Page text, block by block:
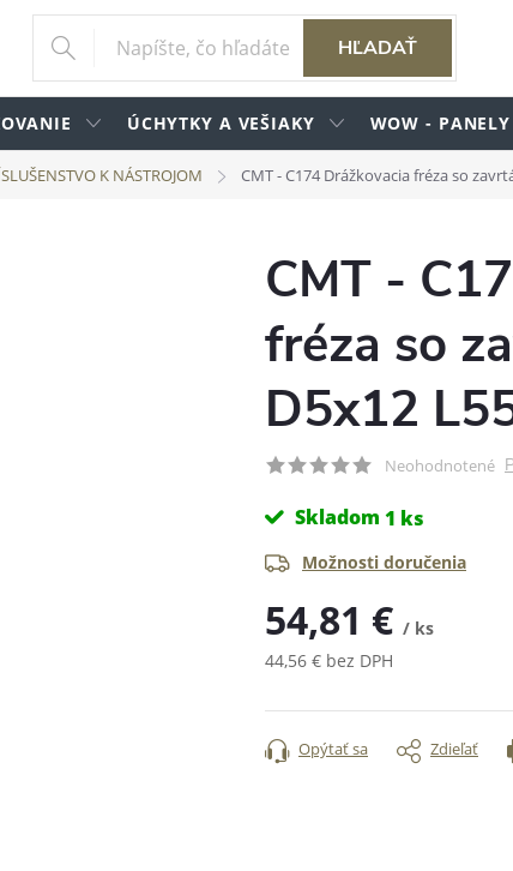
HĽADAŤ
ÚCHYTKY A VEŠIAKY WOW -
K NÁSTROJOM CMT - C174 Drážkovacia fréza so
CMT -
fréza so
D5x12
Neohodnotené
Skladom 1 ks
Možnosti doručenia
54,81 € / ks
44,56 € bez DPH
cena:
Opýtať sa Zdieľať